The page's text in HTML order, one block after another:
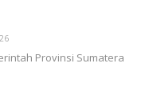
Provinsi Sumatera